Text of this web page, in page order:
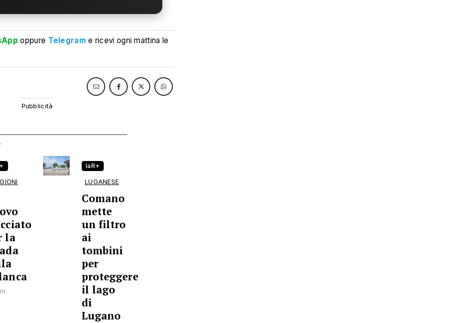
oppure Telegram e ricevi ogni mattina le
la
laR+
LUGANESE
Comano
mette
un filtro
ai
tombini
per
proteggere
il lago
di
Lugano